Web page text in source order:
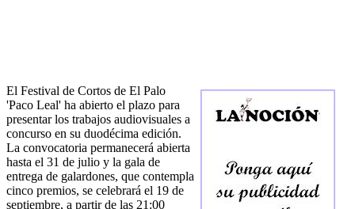
El Festival de Cortos de El Palo
'Paco Leal' ha abierto el plazo para
presentar los trabajos audiovisuales a
concurso en su duodécima edición.
La convocatoria permanecerá abierta
hasta el 31 de julio y la gala de
entrega de galardones, que contempla
cinco premios, se celebrará el 19 de
septiembre, a partir de las 21:00